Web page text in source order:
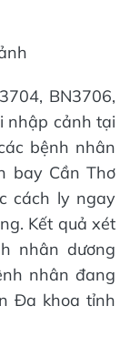
BN3706,
nhập cảnh tại
bệnh nhân
bay Cần Thơ
cách ly ngay
Kết quả xét
nhân dương
nhân đang
Đa khoa tỉnh